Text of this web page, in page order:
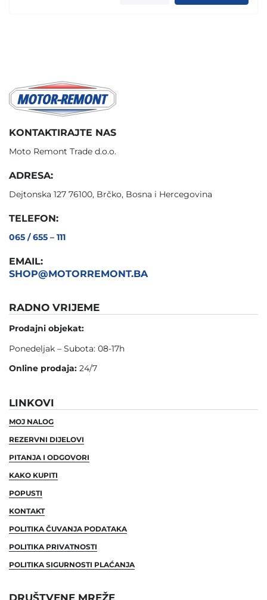
KONTAKTIRAJTE NAS
Moto Remont Trade d.o.o.
ADRESA:
Dejtonska 127 76100, Brčko, Bosna i Hercegovina
TELEFON:
065 / 655 – 111
EMAIL:
SHOP@MOTORREMONT.BA
RADNO VRIJEME
Prodajni objekat:
Ponedeljak – Subota: 08-17h
Online prodaja: 24/7
LINKOVI
MOJ NALOG
REZERVNI DIJELOVI
PITANJA I ODGOVORI
KAKO KUPITI
POPUSTI
KONTAKT
POLITIKA ČUVANJA PODATAKA
POLITIKA PRIVATNOSTI
POLITIKA SIGURNOSTI PLAĆANJA